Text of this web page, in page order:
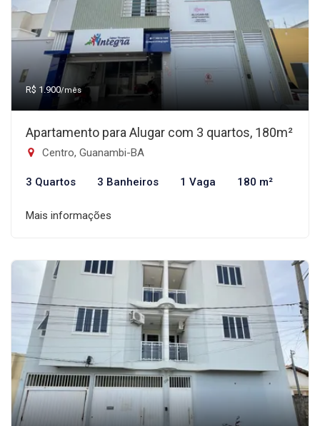
R$ 1.900/mês
Apartamento para Alugar com 3 quartos, 180m²
Centro, Guanambi-BA
3 Quartos 3 Banheiros 1 Vaga 180 m²
Mais informações